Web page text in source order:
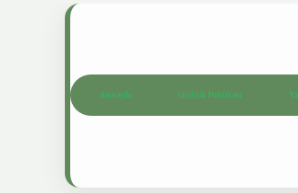
Anasayfa Gizlilik Politikası